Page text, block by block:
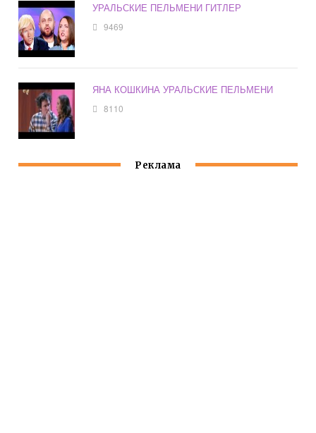
УРАЛЬСКИЕ ПЕЛЬМЕНИ ГИТЛЕР
9469
ЯНА КОШКИНА УРАЛЬСКИЕ ПЕЛЬМЕНИ
8110
Реклама